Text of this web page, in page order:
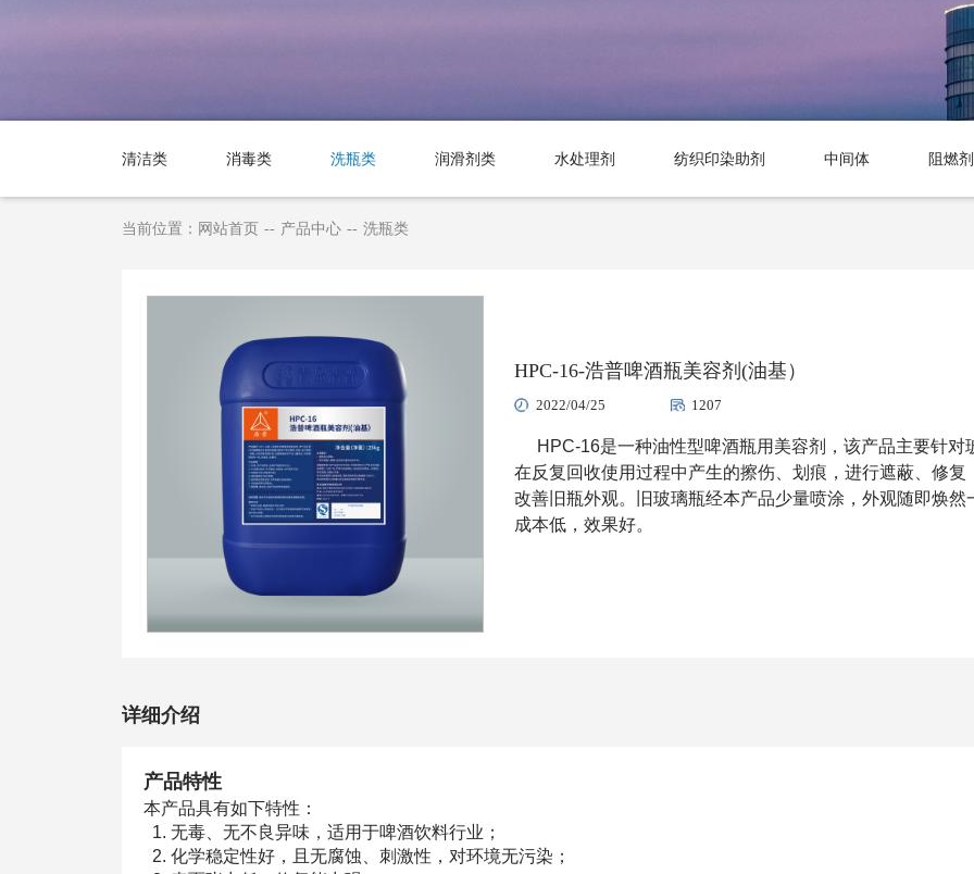
清洁类 消毒类 洗瓶类 润滑剂类 水处理剂 纺织印染助剂 中间体 阻燃剂
当前位置： 网站首页 -- 产品中心 -- 洗瓶类
HPC-16-浩普啤酒瓶美容剂(油基）
2022/04/25 1207
HPC-16是一种油性型啤酒瓶用美容剂，该产品主要针对
在反复回收使用过程中产生的擦伤、划痕，进行遮蔽、修复
改善旧瓶外观。旧玻璃瓶经本产品少量喷涂，外观随即焕然
成本低，效果好。
详细介绍
产品特性
本产品具有如下特性：
1. 无毒、无不良异味，适用于啤酒饮料行业；
2. 化学稳定性好，且无腐蚀、刺激性，对环境无污染；